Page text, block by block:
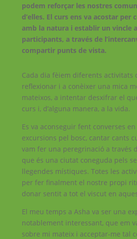
podem reforçar les nostres
d’elles. El curs ens va acostar per
amb la natura i establir un vincle
participants, a través de
compartir punts de vista.
Cada dia fèiem diferents activitats
reflexionar i a conèixer una mica
mateixos, a intentar desxifrar el
curs i, d’alguna manera, a la vida.
Es va aconseguir fent converses
excursions pel bosc, cantar cants
vam fer una peregrinació a través
que és una ciutat coneguda pels
llegendes místiques. Totes les
per fer finalment el nostre propi
donar sentit a tot el viscut en
El meu temps a Asha va ser una
notablement interessant, que em
sobre mi mateix i acceptar-me tal